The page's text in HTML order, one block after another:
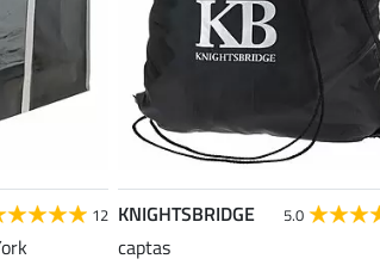
12 KNIGHTSBRIDGE 5.0
captas